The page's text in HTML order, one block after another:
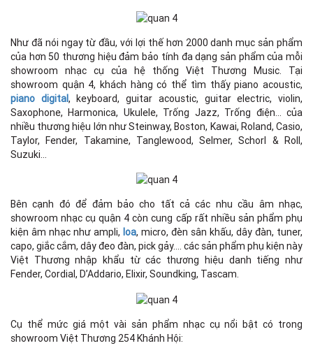
Như đã nói ngay từ đầu, với lợi thế hơn 2000 danh mục sản phẩm
của hơn 50 thương hiệu đảm bảo tính đa dạng sản phẩm của mỗi
showroom nhạc cụ của hệ thống Việt Thương Music. Tại
showroom quận 4, khách hàng có thể tìm thấy piano acoustic,
piano digital, keyboard, guitar acoustic, guitar electric, violin,
Saxophone, Harmonica, Ukulele, Trống Jazz, Trống điện… của
nhiều thương hiệu lớn như Steinway, Boston, Kawai, Roland, Casio,
Taylor, Fender, Takamine, Tanglewood, Selmer, Schorl & Roll,
Suzuki…
Bên cạnh đó để đảm bảo cho tất cả các nhu cầu âm nhạc,
showroom nhạc cụ quận 4 còn cung cấp rất nhiều sản phẩm phụ
kiện âm nhạc như ampli, loa, micro, đèn sân khấu, dây đàn, tuner,
capo, giắc cắm, dây đeo đàn, pick gảy…. các sản phẩm phụ kiện này
Việt Thương nhập khẩu từ các thương hiệu danh tiếng như
Fender, Cordial, D’Addario, Elixir, Soundking, Tascam.
Cụ thể mức giá một vài sản phẩm nhạc cụ nổi bật có trong
showroom Việt Thương 254 Khánh Hội: